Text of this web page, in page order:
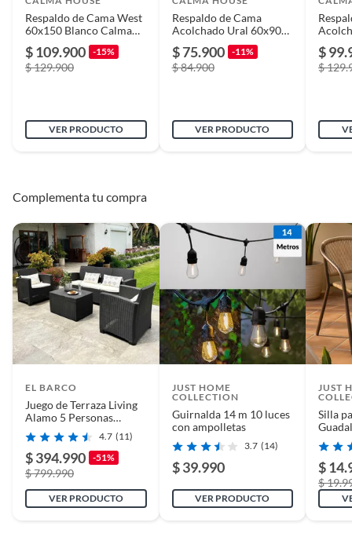
Respaldo de Cama West
60x150 Blanco Calma
$ 109.900 -15%
$ 129.900
VER PRODUCTO
Respaldo de Cama
Acolchado Ural 60x90
Calma House
$ 75.900 -11%
$ 84.900
VER PRODUCTO
$
$
Complementa tu compra
EL BARCO
Juego de Terraza Living
Alamo 5 Personas
Chocolate
4.7 (11)
$ 394.990 -51%
$ 799.990
VER PRODUCTO
JUST HOME
COLLECTION
Guirnalda 14 m 10 luces
con ampolletas
3.7 (14)
$ 39.990
VER PRODUCTO
JUST
Silla
$
$